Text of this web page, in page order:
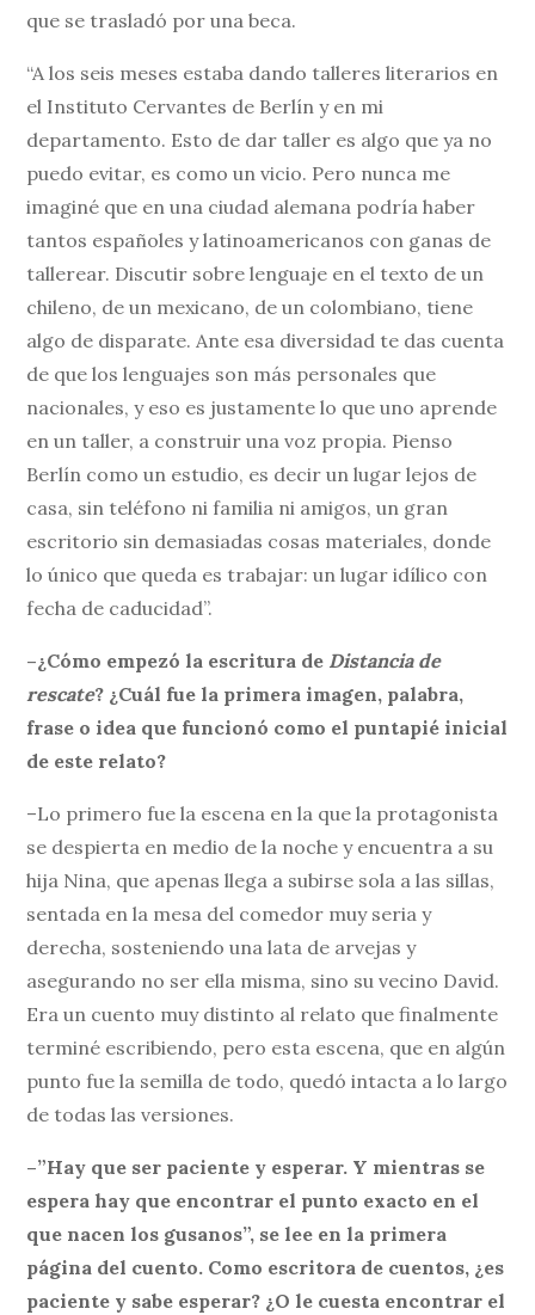
que se trasladó por una beca.
“A los seis meses estaba dando talleres literarios en
el Instituto Cervantes de Berlín y en mi
departamento. Esto de dar taller es algo que ya no
puedo evitar, es como un vicio. Pero nunca me
imaginé que en una ciudad alemana podría haber
tantos españoles y latinoamericanos con ganas de
tallerear. Discutir sobre lenguaje en el texto de un
chileno, de un mexicano, de un colombiano, tiene
algo de disparate. Ante esa diversidad te das cuenta
de que los lenguajes son más personales que
nacionales, y eso es justamente lo que uno aprende
en un taller, a construir una voz propia. Pienso
Berlín como un estudio, es decir un lugar lejos de
casa, sin teléfono ni familia ni amigos, un gran
escritorio sin demasiadas cosas materiales, donde
lo único que queda es trabajar: un lugar idílico con
fecha de caducidad”.
–¿Cómo empezó la escritura de Distancia de
rescate? ¿Cuál fue la primera imagen, palabra,
frase o idea que funcionó como el puntapié inicial
de este relato?
–Lo primero fue la escena en la que la protagonista
se despierta en medio de la noche y encuentra a su
hija Nina, que apenas llega a subirse sola a las sillas,
sentada en la mesa del comedor muy seria y
derecha, sosteniendo una lata de arvejas y
asegurando no ser ella misma, sino su vecino David.
Era un cuento muy distinto al relato que finalmente
terminé escribiendo, pero esta escena, que en algún
punto fue la semilla de todo, quedó intacta a lo largo
de todas las versiones.
–”Hay que ser paciente y esperar. Y mientras se
espera hay que encontrar el punto exacto en el
que nacen los gusanos”, se lee en la primera
página del cuento. Como escritora de cuentos, ¿es
paciente y sabe esperar? ¿O le cuesta encontrar el